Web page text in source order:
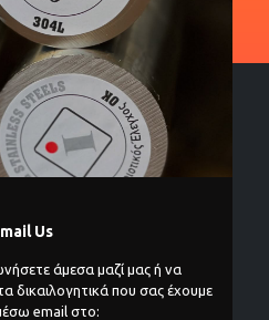
Us
άμεσα μαζί μας ή να
δικαιλογητικά που σας έχουμε
email στο: